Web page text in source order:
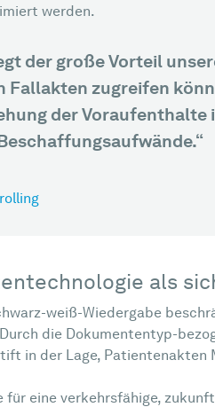
werden.
der große Vorteil
zugreifen
der
als
weiß-Wiedergabe
die Dokumententyp-
in der Lage, Patientenakten
für eine verkehrsfähige,